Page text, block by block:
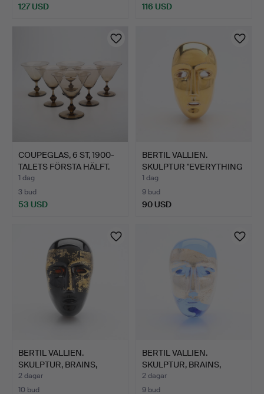
127 USD 116 USD
COUPEGLAS, 6 ST, 1900-
TALETS FÖRSTA HÄLFT.
1 dag
3 bud
53 USD
BERTIL VALLIEN.
SKULPTUR "EVERYTHING
IS BE…
1 dag
9 bud
90 USD
BERTIL VALLIEN.
SKULPTUR, BRAINS,
KOSTA BO…
2 dagar
10 bud
BERTIL VALLIEN.
SKULPTUR, BRAINS,
KOSTA BO…
2 dagar
9 bud